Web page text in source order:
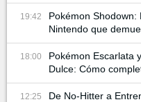
19:42
Pokémon
Nintendo que
18:00
Pokémon Escarlata
Dulce: Cómo
12:25
De No-Hitter a